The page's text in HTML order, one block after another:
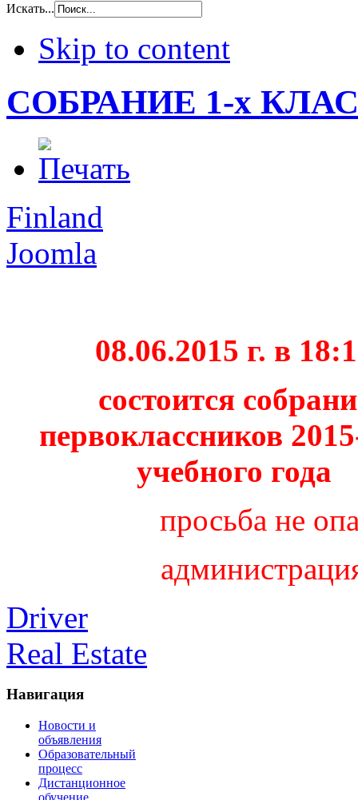
Искать...
Skip to content
СОБРАНИЕ 1-х
Finland
Joomla
08.06.2015 г. в
состоится
первоклассников
учебного года
просьба не
Driver
Real Estate
Навигация
Новости и
объявления
Образовательный
процесс
Дистанционное